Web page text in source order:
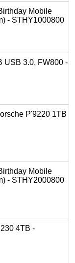
Mobile
- STHY1000800
USB 3.0, FW800 -
P'9220 1TB
Mobile
- STHY2000800
4TB -